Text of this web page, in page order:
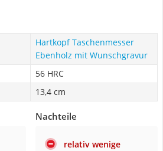
Hartkopf Taschenmesser
Ebenholz mit Wunschgravur
56 HRC
13,4 cm
Nachteile
relativ wenige